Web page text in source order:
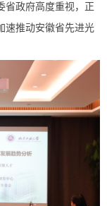
省政府高度重视，正
速推动安徽省先进光